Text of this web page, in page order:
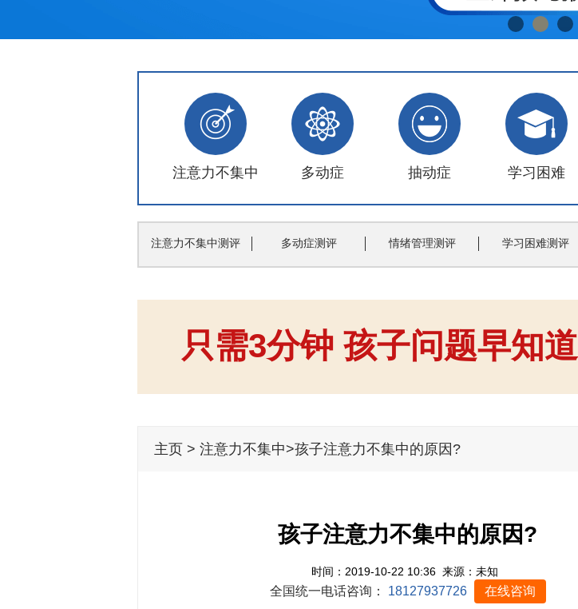
注意力不集中 多动症 抽动症 学习困难
注意力不集中测评 多动症测评 情绪管理测评 学习困难测评
只需3分钟 孩子问题早知道
主页 > 注意力不集中>孩子注意力不集中的原因?
孩子注意力不集中的原因?
时间：2019-10-22 10:36 来源：未知
全国统一电话咨询： 18127937726 在线咨询